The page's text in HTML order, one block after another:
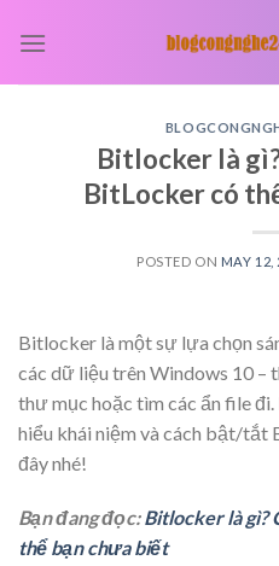
Bitlocker là
BitLocker có
POSTED ON MAY 12,
Bitlocker là một sự lựa chọn
các dữ liệu trên Windows 10 –
thư mục hoặc tìm các ẩn file
hiểu khái niệm và cách bật/
đây nhé!
Bạn đang đọc:Bitlocker là gì?
thể bạn chưa biết